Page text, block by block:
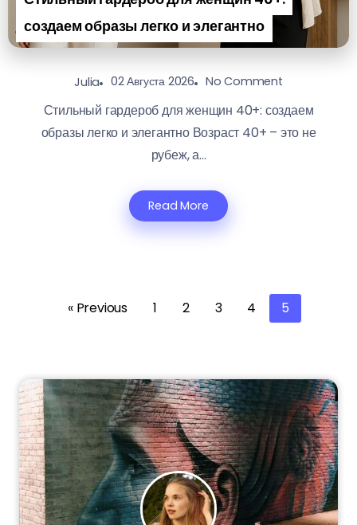
создаем образы легко и элегантно
Julia 02 Августа 2026 No Comment
Стильный гардероб для женщин 40+: создаем
образы легко и элегантно Возраст 40+ – это не
рубеж, а...
Read More
« Previous 1 2 3 4 5